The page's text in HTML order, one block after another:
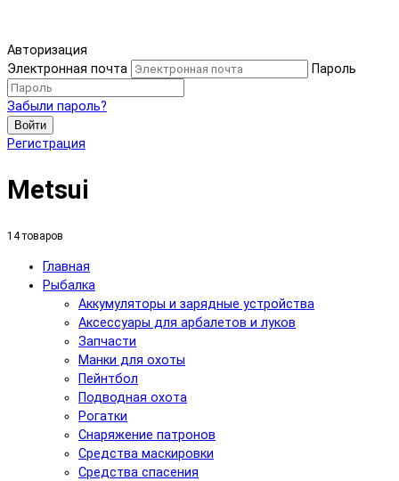
Авторизация
Электронная почта
Пароль
Забыли пароль?
Войти
Регистрация
Metsui
14 товаров
Главная
Рыбалка
Аккумуляторы и зарядные устройства
Аксесcуары для арбалетов и луков
Запчасти
Манки для охоты
Пейнтбол
Подводная охота
Рогатки
Снаряжение патронов
Средства маскировки
Средства спасения